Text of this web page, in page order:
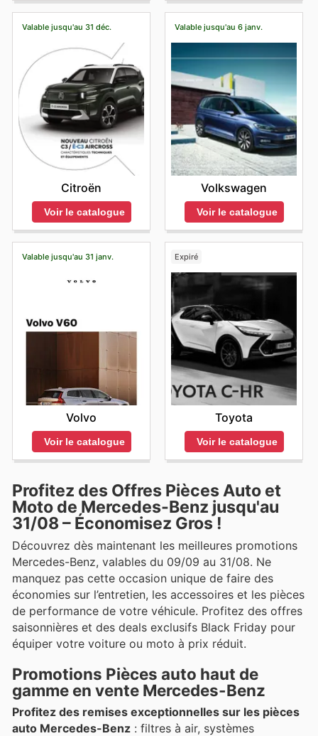
Valable jusqu'au 31 déc.
Citroën
Voir le catalogue
Valable jusqu'au 6 janv.
Volkswagen
Voir le catalogue
Valable jusqu'au 31 janv.
Volvo
Voir le catalogue
Expiré
Toyota
Voir le catalogue
Profitez des Offres Pièces Auto et
Moto de Mercedes-Benz jusqu'au
31/08 – Économisez Gros !
Découvrez dès maintenant les meilleures promotions
Mercedes-Benz, valables du 09/09 au 31/08. Ne
manquez pas cette occasion unique de faire des
économies sur l’entretien, les accessoires et les pièces
de performance de votre véhicule. Profitez des offres
saisonnières et des deals exclusifs Black Friday pour
équiper votre voiture ou moto à prix réduit.
Promotions Pièces auto haut de
gamme en vente Mercedes-Benz
Profitez des remises exceptionnelles sur les pièces
auto Mercedes-Benz : filtres à air, systèmes